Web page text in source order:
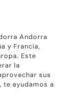
Andorra
y Francia,
Este
la
sus
te ayudamos a